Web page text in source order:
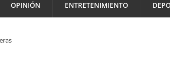
OPINIÓN ENTRETENIMIENTO